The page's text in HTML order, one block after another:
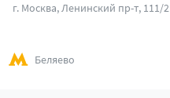
г. Москва, Ленинский пр-т, 111/2
Беляево